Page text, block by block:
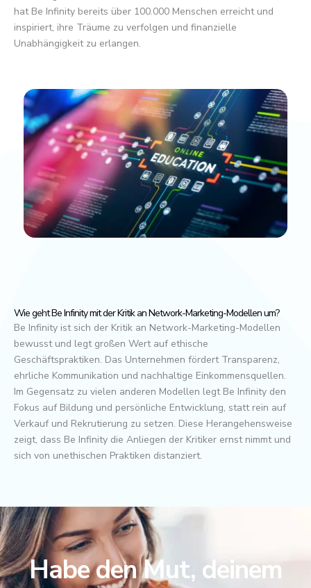
hat Be Infinity bereits über 100.000 Menschen erreicht und
inspiriert, ihre Träume zu verfolgen und finanzielle
Unabhängigkeit zu erlangen.
Wie geht Be Infinity mit der Kritik an Network-Marketing-Modellen um?
Be Infinity ist sich der Kritik an Network-Marketing-Modellen
bewusst und legt großen Wert auf ethische
Geschäftspraktiken. Das Unternehmen fördert Transparenz,
ehrliche Kommunikation und nachhaltige Einkommensquellen.
Im Gegensatz zu vielen anderen Modellen legt Be Infinity den
Fokus auf Bildung und persönliche Entwicklung, statt rein auf
Verkauf und Rekrutierung zu setzen. Diese Herangehensweise
zeigt, dass Be Infinity die Anliegen der Kritiker ernst nimmt und
sich von unethischen Praktiken distanziert.
Habe den Mut, deinem